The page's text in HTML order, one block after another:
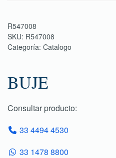
R547008
SKU: R547008
Categoría: Catalogo
BUJE
Consultar producto:
33 4494 4530
33 1478 8800